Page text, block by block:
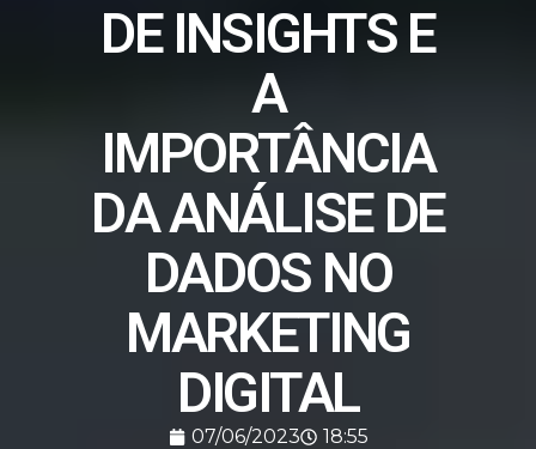
DE INSIGHTS E
A
IMPORTÂNCIA
DA ANÁLISE DE
DADOS NO
MARKETING
DIGITAL
07/06/2023
18:55